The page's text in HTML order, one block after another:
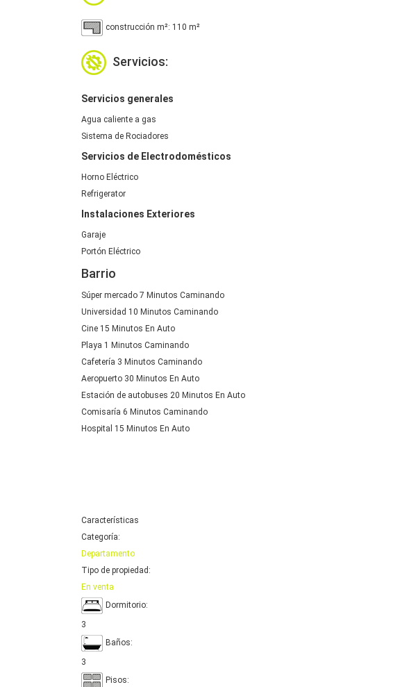
construcción m²: 110 m²
Servicios:
Servicios generales
Agua caliente a gas
Sistema de Rociadores
Servicios de Electrodomésticos
Horno Eléctrico
Refrigerator
Instalaciones Exteriores
Garaje
Portón Eléctrico
Barrio
Súper mercado 7 Minutos Caminando
Universidad 10 Minutos Caminando
Cine 15 Minutos En Auto
Playa 1 Minutos Caminando
Cafetería 3 Minutos Caminando
Aeropuerto 30 Minutos En Auto
Estación de autobuses 20 Minutos En Auto
Comisaría 6 Minutos Caminando
Hospital 15 Minutos En Auto
Características
Categoría:
Departamento
Tipo de propiedad:
En venta
Dormitorio:
3
Baños:
3
Pisos: